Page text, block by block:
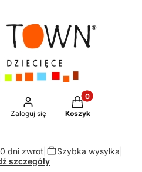
wyszukiwarkę
Zaloguj się
Produkty w
Koszyk
dni zwrot| Szybka wysyłka
szczegóły